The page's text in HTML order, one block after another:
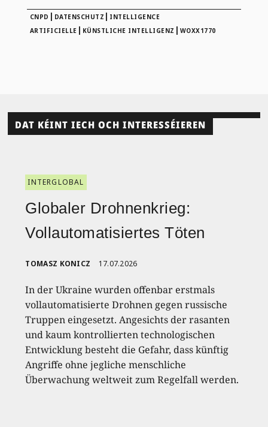
CNPD | DATENSCHUTZ | INTELLIGENCE
ARTIFICIELLE | KÜNSTLICHE INTELLIGENZ | WOXX1770
DAT KÉINT IECH OCH INTERESSÉIEREN
INTERGLOBAL
Globaler Drohnenkrieg:
Vollautomatisiertes Töten
TOMASZ KONICZ 17.07.2026
In der Ukraine wurden offenbar erstmals
vollautomatisierte Drohnen gegen russische
Truppen eingesetzt. Angesichts der rasanten
und kaum kontrollierten technologischen
Entwicklung besteht die Gefahr, dass künftig
Angriffe ohne jegliche menschliche
Überwachung weltweit zum Regelfall werden.